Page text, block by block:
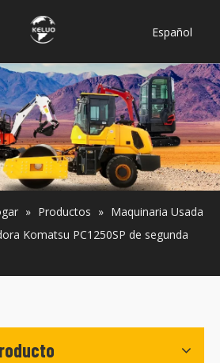
Español
Bahasa
indonesia
Türk dili
ไทย
Italiano
Deutsch
Português
Pусский
» Productos » Maquinaria Usada
Komatsu PC1250SP de segunda